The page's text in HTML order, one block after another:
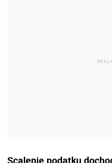
Scalenie podatku